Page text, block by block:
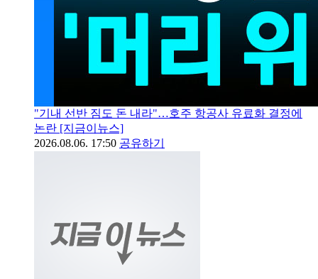
"기내 선반 짐도 돈 내라"…호주 항공사 유료화 결정에
논란 [지금이뉴스]
2026.08.06. 17:50 공유하기